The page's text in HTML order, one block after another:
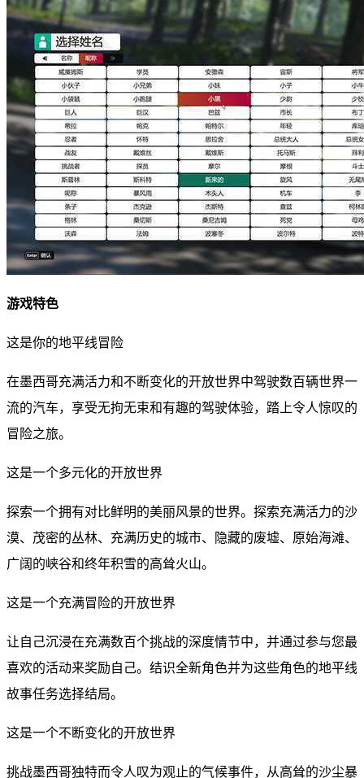
游戏特色
这是你的地平线冒险
在墨西哥充满活力和不断变化的开放世界中驾驶数百辆世界一
流的汽车，享受无拘无束和有趣的驾驶体验，踏上令人惊叹的
冒险之旅。
这是一个多元化的开放世界
探索一个拥有对比鲜明的美丽风景的世界。探索充满活力的沙
漠、茂密的丛林、充满历史的城市、隐藏的废墟、原始海滩、
广阔的峡谷和终年积雪的高耸火山。
这是一个充满冒险的开放世界
让自己沉浸在充满数百个挑战的深度情节中，并通过参与您最
喜欢的活动来奖励自己。结识全新角色并为这些角色的地平线
故事任务选择结局。
这是一个不断变化的开放世界
挑战墨西哥独特而令人叹为观止的气候事件，从高耸的沙尘暴